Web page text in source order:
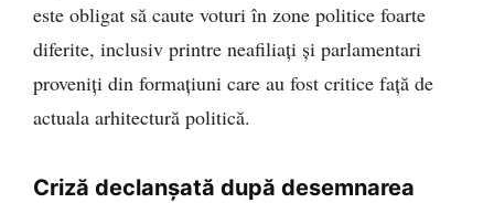
este obligat să caute voturi în zone politice foarte
diferite, inclusiv printre neafiliați și parlamentari
proveniți din formațiuni care au fost critice față de
actuala arhitectură politică.
Criză declanșată după desemnarea